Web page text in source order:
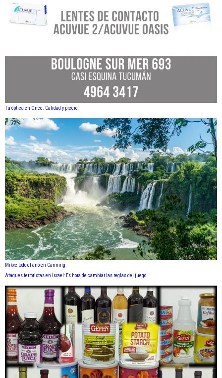
Tu óptica en Once. Calidad y precio.
Mikve todo el año en Canning
Ataques terroristas en Israel: Es hora de cambiar las reglas del juego